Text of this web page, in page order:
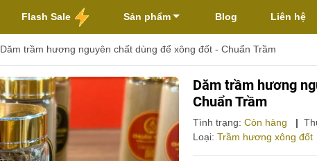
Flash Sale Sản phẩm Blog Liên hệ
Dăm trầm hương nguyên chất dùng để xông đốt - Chuẩn Trầm
Dăm trầm hương
Chuẩn Trầm
Tình trạng: Còn hàng |
Loại: Trầm hương xông đốt